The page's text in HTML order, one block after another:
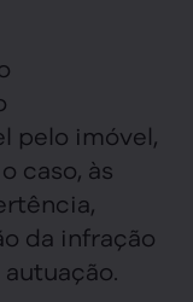
pelo imóvel,
caso, às
da infração